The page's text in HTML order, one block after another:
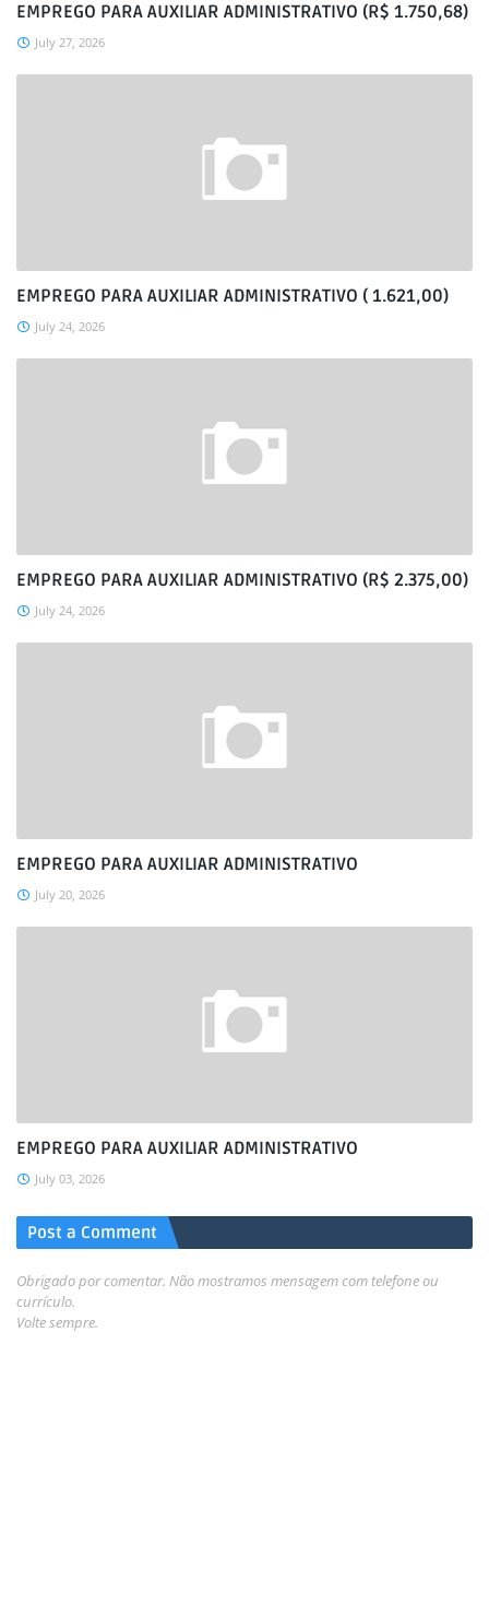
EMPREGO PARA AUXILIAR ADMINISTRATIVO (R$ 1.750,68)
July 27, 2026
EMPREGO PARA AUXILIAR ADMINISTRATIVO ( 1.621,00)
July 24, 2026
EMPREGO PARA AUXILIAR ADMINISTRATIVO (R$ 2.375,00)
July 24, 2026
EMPREGO PARA AUXILIAR ADMINISTRATIVO
July 20, 2026
EMPREGO PARA AUXILIAR ADMINISTRATIVO
July 03, 2026
Post a Comment
Obrigado por comentar. Não mostramos mensagem com telefone ou
currículo.
Volte sempre.